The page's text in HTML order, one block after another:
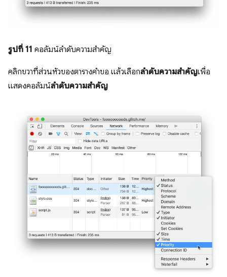
รูปที่ 11 คอลัมน์ลำดับความสำคัญ
คลิกขวาที่ส่วนหัวของตารางคำขอ แล้วเลือกลำดับความสำคัญเพื่อ
แสดงคอลัมน์ลำดับความสำคัญ